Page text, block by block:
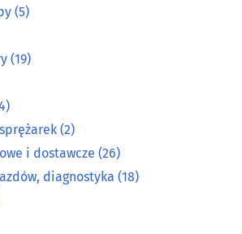
i dostawcze
diagnostyka (18)
(5)
(19)
(2)
i dostawcze (26)
diagnostyka (18)